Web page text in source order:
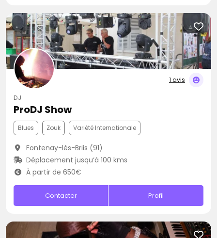
1 avis
DJ
ProDJ Show
Blues Zouk Variété Internationale
Fontenay-lès-Briis (91)
Déplacement jusqu’à 100 kms
À partir de 650€
Contacter Profil